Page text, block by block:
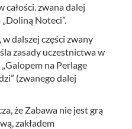
całości. zwana dalej
Noteci”.
dalszej części zwany
zasady uczestnictwa w
na Perlage
(zwanego dalej
że Zabawa nie jest grą
zakładem